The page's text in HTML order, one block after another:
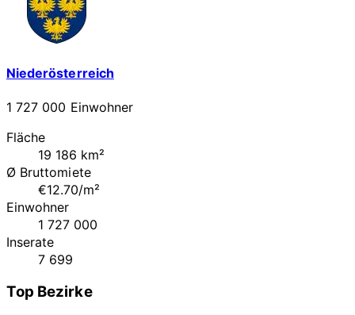
Niederösterreich
1 727 000 Einwohner
Fläche
19 186 km²
Ø Bruttomiete
€12.70/m²
Einwohner
1 727 000
Inserate
7 699
Top Bezirke